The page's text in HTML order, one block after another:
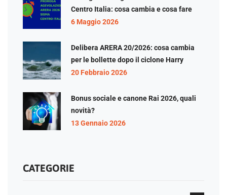
Centro Italia: cosa cambia e cosa fare
6 Maggio 2026
Delibera ARERA 20/2026: cosa cambia
per le bollette dopo il ciclone Harry
20 Febbraio 2026
Bonus sociale e canone Rai 2026, quali
novità?
13 Gennaio 2026
CATEGORIE